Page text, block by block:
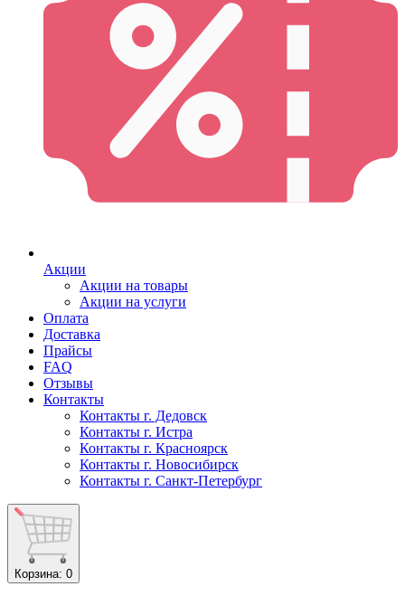
Акции
Акции на товары
Акции на услуги
Оплата
Доставка
Прайсы
FAQ
Отзывы
Контакты
Контакты г. Дедовск
Контакты г. Истра
Контакты г. Красноярск
Контакты г. Новосибирск
Контакты г. Санкт-Петербург
Корзина: 0